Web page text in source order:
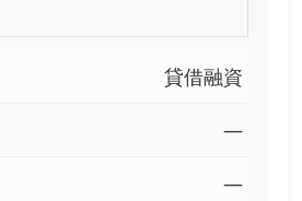
貸借融資
―
―